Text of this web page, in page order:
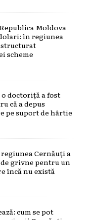
Moldova
în regiunea
scheme
doctoriță a fost
că a depus
pe suport de hârtie
Cernăuți a
grivne pentru un
încă nu există
cum se pot